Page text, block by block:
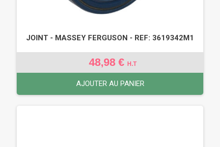
JOINT - MASSEY FERGUSON - REF: 3619342M1
48,98 € H.T
AJOUTER AU PANIER